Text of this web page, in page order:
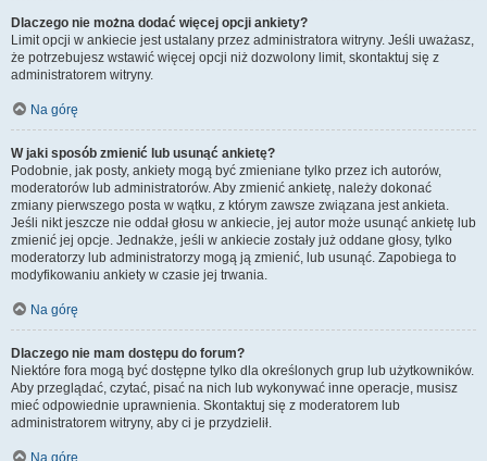
Dlaczego nie można dodać więcej opcji ankiety?
Limit opcji w ankiecie jest ustalany przez administratora witryny. Jeśli uważasz,
że potrzebujesz wstawić więcej opcji niż dozwolony limit, skontaktuj się z
administratorem witryny.
Na górę
W jaki sposób zmienić lub usunąć ankietę?
Podobnie, jak posty, ankiety mogą być zmieniane tylko przez ich autorów,
moderatorów lub administratorów. Aby zmienić ankietę, należy dokonać
zmiany pierwszego posta w wątku, z którym zawsze związana jest ankieta.
Jeśli nikt jeszcze nie oddał głosu w ankiecie, jej autor może usunąć ankietę lub
zmienić jej opcje. Jednakże, jeśli w ankiecie zostały już oddane głosy, tylko
moderatorzy lub administratorzy mogą ją zmienić, lub usunąć. Zapobiega to
modyfikowaniu ankiety w czasie jej trwania.
Na górę
Dlaczego nie mam dostępu do forum?
Niektóre fora mogą być dostępne tylko dla określonych grup lub użytkowników.
Aby przeglądać, czytać, pisać na nich lub wykonywać inne operacje, musisz
mieć odpowiednie uprawnienia. Skontaktuj się z moderatorem lub
administratorem witryny, aby ci je przydzielił.
Na górę